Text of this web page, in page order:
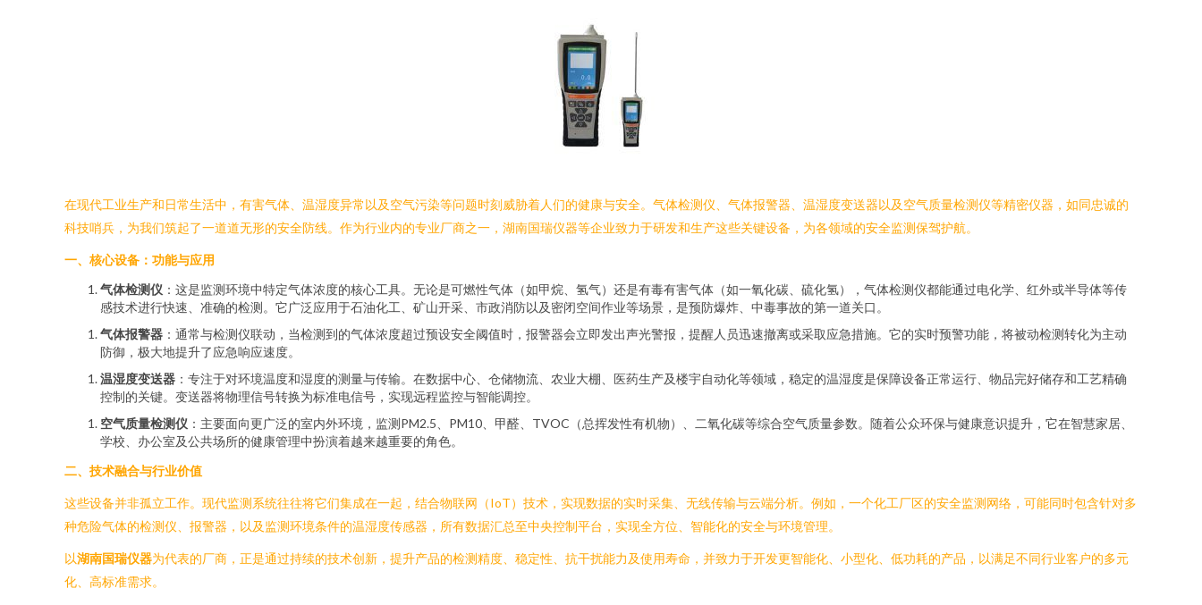
在现代工业生产和日常生活中，有害气体、温湿度异常以及空气污染等问题时刻威胁着人们的健康与安全。气体检测仪、气体报警器、温湿度变送器以及空气质量检测仪等精密仪器，如同忠诚的
科技哨兵，为我们筑起了一道道无形的安全防线。作为行业内的专业厂商之一，湖南国瑞仪器等企业致力于研发和生产这些关键设备，为各领域的安全监测保驾护航。
一、核心设备：功能与应用
气体检测仪 ：这是监测环境中特定气体浓度的核心工具。无论是可燃性气体（如甲烷、氢气）还是有毒有害气体（如一氧化碳、硫化氢），气体检测仪都能通过电化学、红外或半导体等传
感技术进行快速、准确的检测。它广泛应用于石油化工、矿山开采、市政消防以及密闭空间作业等场景，是预防爆炸、中毒事故的第一道关口。
气体报警器 ：通常与检测仪联动，当检测到的气体浓度超过预设安全阈值时，报警器会立即发出声光警报，提醒人员迅速撤离或采取应急措施。它的实时预警功能，将被动检测转化为主动
防御，极大地提升了应急响应速度。
温湿度变送器 ：专注于对环境温度和湿度的测量与传输。在数据中心、仓储物流、农业大棚、医药生产及楼宇自动化等领域，稳定的温湿度是保障设备正常运行、物品完好储存和工艺精确
控制的关键。变送器将物理信号转换为标准电信号，实现远程监控与智能调控。
空气质量检测仪 ：主要面向更广泛的室内外环境，监测PM2.5、PM10、甲醛、TVOC（总挥发性有机物）、二氧化碳等综合空气质量参数。随着公众环保与健康意识提升，它在智慧家居、
学校、办公室及公共场所的健康管理中扮演着越来越重要的角色。
二、技术融合与行业价值
这些设备并非孤立工作。现代监测系统往往将它们集成在一起，结合物联网（IoT）技术，实现数据的实时采集、无线传输与云端分析。例如，一个化工厂区的安全监测网络，可能同时包含针对多
种危险气体的检测仪、报警器，以及监测环境条件的温湿度传感器，所有数据汇总至中央控制平台，实现全方位、智能化的安全与环境管理。
以湖南国瑞仪器为代表的厂商，正是通过持续的技术创新，提升产品的检测精度、稳定性、抗干扰能力及使用寿命，并致力于开发更智能化、小型化、低功耗的产品，以满足不同行业客户的多元
化、高标准需求。